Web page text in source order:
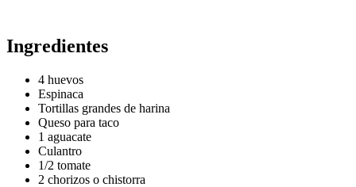
Ingredientes
4 huevos
Espinaca
Tortillas grandes de harina
Queso para taco
1 aguacate
Culantro
1/2 tomate
2 chorizos o chistorra